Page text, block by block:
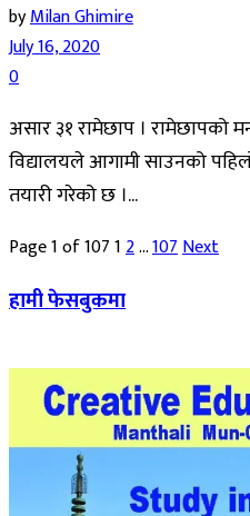
byMilan Ghimire
July 16, 2020
0
असार ३१ रामेछाप । रामेछापको
विद्यालयले आगामी साउनको
तयारी गरेको छ ।...
Page 1 of 10712…107Next
हामी फेसबुकमा